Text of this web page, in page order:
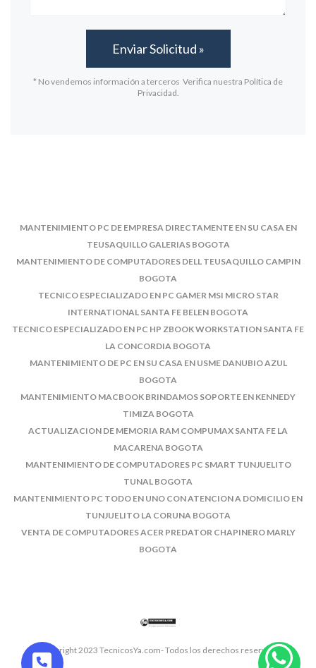
* No vendemos información a terceros Verifica nuestra Política de
Privacidad.
MANTENIMIENTO PC DE EMPRESA DIRECTAMENTE EN SU CASA EN
TEUSAQUILLO GALERIAS BOGOTA
MANTENIMIENTO DE COMPUTADORES DELL TEUSAQUILLO CAMPIN
BOGOTA
TECNICO ESPECIALIZADO EN PC GAMER MSI MICRO STAR
INTERNATIONAL SANTA FE BELEN BOGOTA
TECNICO ESPECIALIZADO EN PC HP ZBOOK WORKSTATION SANTA FE
LA CONCORDIA BOGOTA
MANTENIMIENTO DE PC EN SU CASA EN USME DANUBIO AZUL
BOGOTA
MANTENIMIENTO MACBOOK BRINDAMOS SOPORTE EN KENNEDY
TIMIZA BOGOTA
ACTUALIZACION DE MEMORIA RAM COMPUMAX SANTA FE LA
MACARENA BOGOTA
MANTENIMIENTO DE COMPUTADORES PC SMART TUNJUELITO
TUNAL BOGOTA
MANTENIMIENTO PC TODO EN UNO CON ATENCION A DOMICILIO EN
TUNJUELITO LA CORUNA BOGOTA
VENTA DE COMPUTADORES ACER PREDATOR CHAPINERO MARLY
BOGOTA
© Copyright 2023 TecnicosYa.com- Todos los derechos reservados